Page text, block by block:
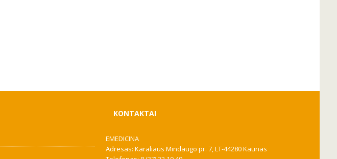
KONTAKTAI
EMEDICINA
Adresas: Karaliaus Mindaugo pr. 7, LT-44280 Kaunas